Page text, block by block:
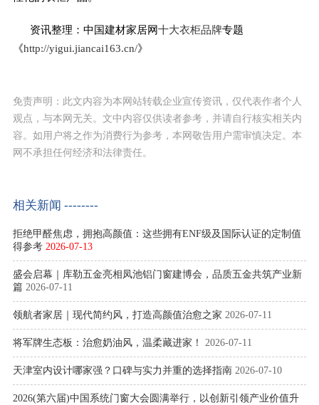
资讯整理：中国建材家居网十大衣柜品牌专题
《http://yigui.jiancai163.cn/》
免责声明：此文内容为本网站转载企业宣传资讯，仅代表作者个人
观点，与本网无关。文中内容仅供读者参考，并请自行核实相关内
容。如用户将之作为消费行为参考，本网敬告用户需审慎决定。本
网不承担任何经济和法律责任。
相关新闻 --------
拒绝甲醛焦虑，拥抱高颜值：这些拥有ENF级及国际认证的定制值
得参考 2026-07-13
盛会启幕｜库勒五金亮相凤池铝门窗建博会，品质五金共筑产业新
篇 2026-07-11
领航者家居｜现代简约风，打造高颜值治愈之家 2026-07-11
将军牌生态板：治愈奶油风，温柔藏进家！ 2026-07-11
天津室内设计哪家强？口碑与实力并重的选择指南 2026-07-10
2026(第六届)中国系统门窗大会圆满举行，以创新引领产业价值升